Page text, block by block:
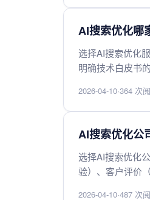
特色，企业可根
AI搜索优化哪
选择AI搜索优化
明确技术白皮书
是关键指标，
升。
2026-04-10·364 次
AI搜索优化公
选择AI搜索优化
验）、客户评价
2026-04-10·487 次